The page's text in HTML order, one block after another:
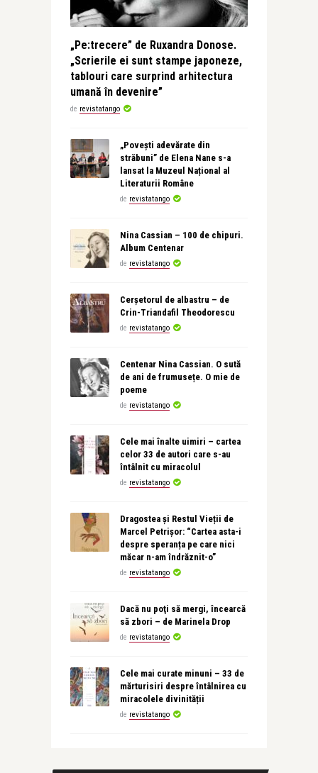
„Pe:trecere” de Ruxandra Donose.
„Scrierile ei sunt stampe japoneze,
tablouri care surprind arhitectura
umană în devenire”
de revistatango
„Povești adevărate din
străbuni” de Elena Nane s-a
lansat la Muzeul Național al
Literaturii Române
de revistatango
Nina Cassian – 100 de chipuri.
Album Centenar
de revistatango
Cerșetorul de albastru – de
Crin-Triandafil Theodorescu
de revistatango
Centenar Nina Cassian. O sută
de ani de frumusețe. O mie de
poeme
de revistatango
Cele mai înalte uimiri – cartea
celor 33 de autori care s-au
întâlnit cu miracolul
de revistatango
Dragostea și Restul Vieții de
Marcel Petrișor: “Cartea asta-i
despre speranța pe care nici
măcar n-am îndrăznit-o”
de revistatango
Dacă nu poţi să mergi, încearcă
să zbori – de Marinela Drop
de revistatango
Cele mai curate minuni – 33 de
mărturisiri despre întâlnirea cu
miracolele divinității
de revistatango